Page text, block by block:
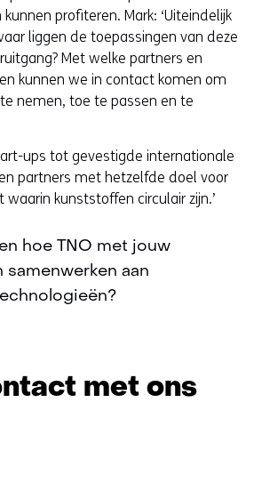
profiteren. Mark: ‘Uiteindelijk
liggen de toepassingen van deze
Met welke partners en
kunnen we in contact komen om
nemen, toe te passen en te
ups tot gevestigde internationale
partners met hetzelfde doel voor
kunststoffen circulair zijn.’
hoe TNO met jouw
samenwerken aan
met ons